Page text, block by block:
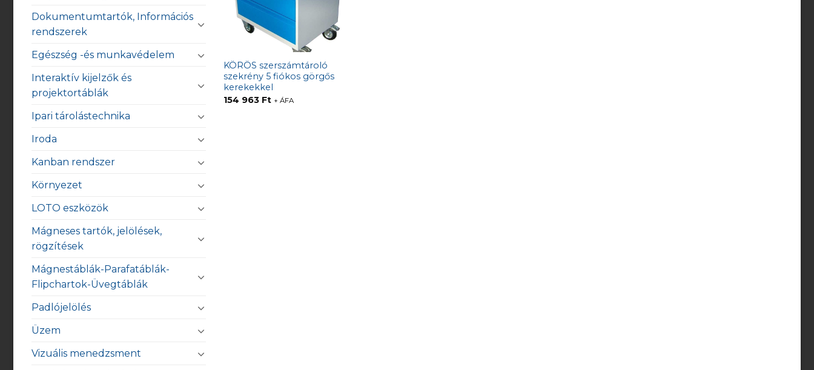
Dokumentumtartók, Információs
rendszerek
Egészség -és munkavédelem
Interaktív kijelzők és
projektortáblák
Ipari tárolástechnika
Iroda
Kanban rendszer
Környezet
LOTO eszközök
Mágneses tartók, jelölések,
rögzítések
Mágnestáblák-Parafatáblák-
Flipchartok-Üvegtáblák
Padlójelölés
Üzem
Vizuális menedzsment
KÖRÖS szerszámtároló
szekrény 5 fiókos görgős
kerekekkel
154 963 Ft + ÁFA